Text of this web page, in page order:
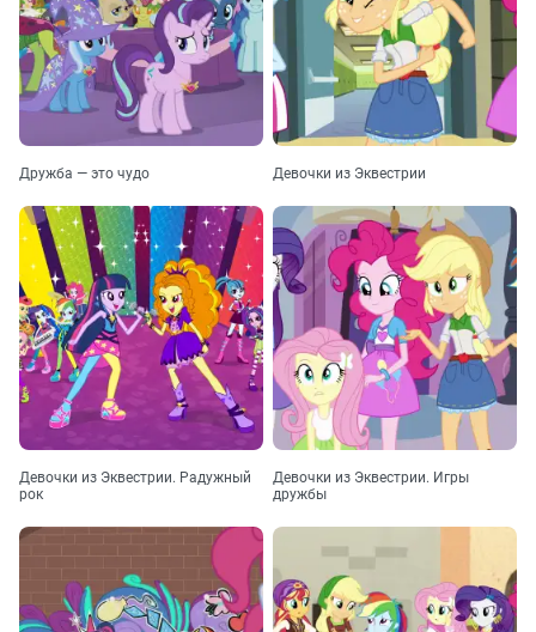
Дружба — это чудо Девочки из Эквестрии
Девочки из Эквестрии. Радужный
рок
Девочки из Эквестрии. Игры
дружбы